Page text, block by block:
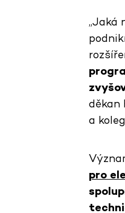
„Jaká
děkan
a
pro